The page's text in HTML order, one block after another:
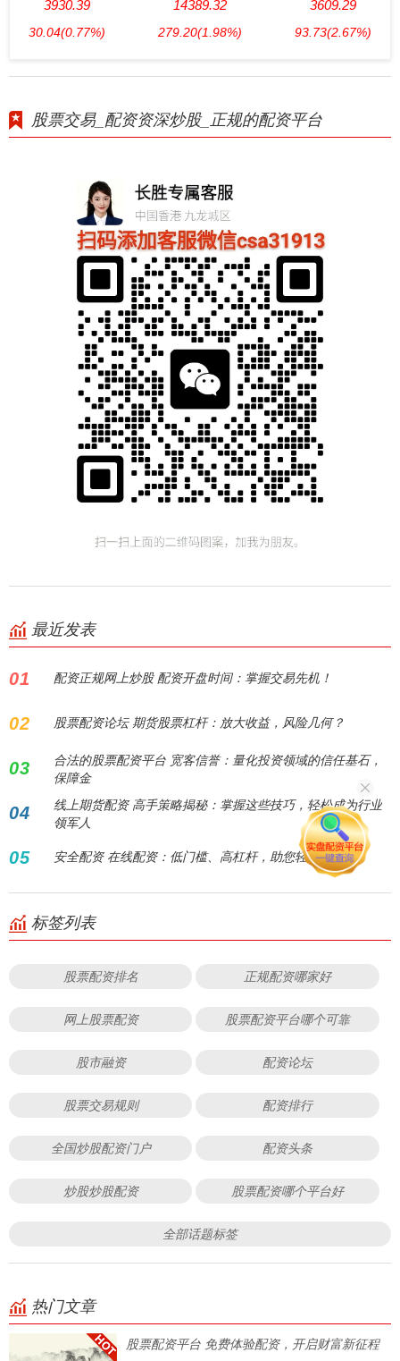
3930.39
30.04(0.77%)
14389.32
279.20(1.98%)
3609.29
93.73(2.67%)
股票交易_配资资深炒股_正规的配资平台
最近发表
01 配资正规网上炒股 配资开盘时间：掌握交易先机！
02 股票配资论坛 期货股票杠杆：放大收益，风险几何？
03
合法的股票配资平台 宽客信誉：量化投资领域的信任基石，
保障金
04
线上期货配资 高手策略揭秘：掌握这些技巧，轻松成为行业
领军人
05 安全配资 在线配资：低门槛、高杠杆，助您轻松炒股！
标签列表
股票配资排名 正规配资哪家好
网上股票配资 股票配资平台哪个可靠
股市融资 配资论坛
股票交易规则 配资排行
全国炒股配资门户 配资头条
炒股炒股配资 股票配资哪个平台好
全部话题标签
热门文章
股票配资平台 免费体验配资，开启财富新征程